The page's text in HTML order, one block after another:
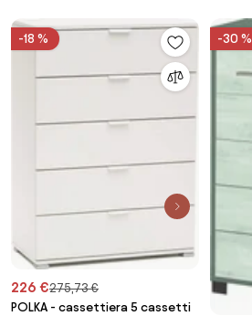
-18 %
226 €275,73 €
POLKA - cassettiera 5 cassetti
-30 %